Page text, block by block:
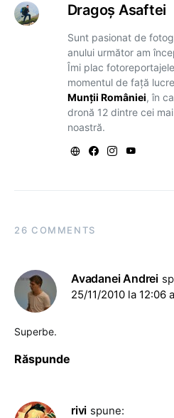
Dragoş Asaftei
Sunt pasionat de
anului următor am
Îmi plac
momentul de față
Munții României, în
dronă 12 dintre cei
noastră.
26 COMMENTS
Avadanei Andrei
25/11/2010 la 12:06
Superbe.
Răspunde
rivi spune: